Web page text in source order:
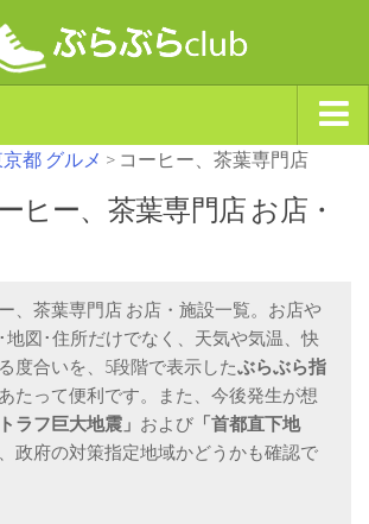
・首都直下型地震
）
都 グルメ > コーヒー、茶葉専門店
ヒー、茶葉専門店 お店・
、茶葉専門店 お店・施設一覧。お店や
地図･住所だけでなく、天気や気温、快
度合いを、5段階で表示したぶらぶら指
たって便利です。また、今後発生が想
ラフ巨大地震」 および 「首都直下地
政府の対策指定地域かどうかも確認で